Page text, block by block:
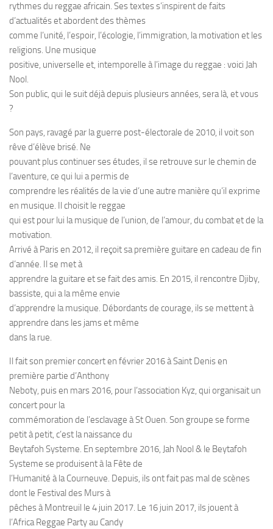
rythmes du reggae africain. Ses textes s’inspirent de faits
d’actualités et abordent des thèmes
comme l’unité, l’espoir, l’écologie, l’immigration, la motivation et les
religions. Une musique
positive, universelle et, intemporelle à l’image du reggae : voici Jah
Nool.
Son public, qui le suit déjà depuis plusieurs années, sera là, et vous
?
Son pays, ravagé par la guerre post-électorale de 2010, il voit son
rêve d’élève brisé. Ne
pouvant plus continuer ses études, il se retrouve sur le chemin de
l’aventure, ce qui lui a permis de
comprendre les réalités de la vie d’une autre manière qu’il exprime
en musique. Il choisit le reggae
qui est pour lui la musique de l’union, de l’amour, du combat et de la
motivation.
Arrivé à Paris en 2012, il reçoit sa première guitare en cadeau de fin
d’année. Il se met à
apprendre la guitare et se fait des amis. En 2015, il rencontre Djiby,
bassiste, qui a la même envie
d’apprendre la musique. Débordants de courage, ils se mettent à
apprendre dans les jams et même
dans la rue.
Il fait son premier concert en février 2016 à Saint Denis en
première partie d’Anthony
Neboty, puis en mars 2016, pour l’association Kyz, qui organisait un
concert pour la
commémoration de l’esclavage à St Ouen. Son groupe se forme
petit à petit, c’est la naissance du
Beytafoh Systeme. En septembre 2016, Jah Nool & le Beytafoh
Systeme se produisent à la Fête de
l’Humanité à la Courneuve. Depuis, ils ont fait pas mal de scènes
dont le Festival des Murs à
pêches à Montreuil le 4 juin 2017. Le 16 juin 2017, ils jouent à
l’Africa Reggae Party au Candy